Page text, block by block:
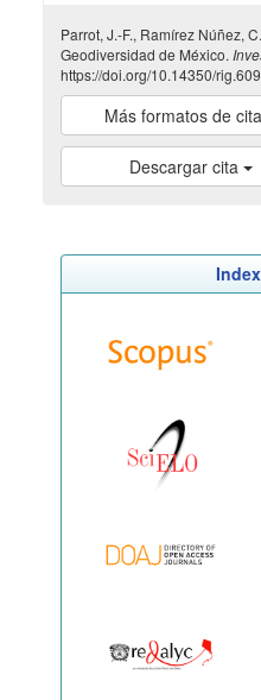
Parrot, J.-F., Ramírez Núñez,
Geodiversidad de México.
https://doi.org/10.14350/
Más formatos de
Descargar cita